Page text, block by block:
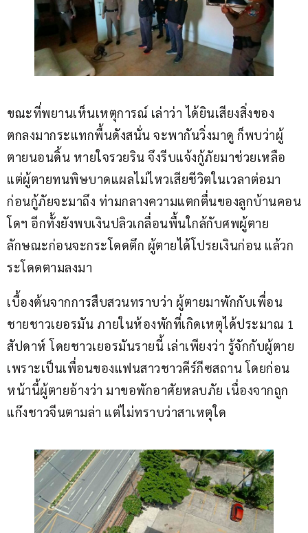
ขณะที่พยานเห็นเหตุการณ์ เล่าว่า ได้ยินเสียงสิ่งของ
ตกลงมากระแทกพื้นดังสนั่น จะพากันวิ่งมาดู ก็พบว่าผู้
ตายนอนดิ้น หายใจรวยริน จึงรีบแจ้งกู้ภัยมาช่วยเหลือ
แต่ผู้ตายทนพิษบาดแผลไม่ไหวเสียชีวิตในเวลาต่อมา
ก่อนกู้ภัยจะมาถึง ท่ามกลางความแตกตื่นของลูกบ้านคอน
โดฯ อีกทั้งยังพบเงินปลิวเกลื่อนพื้นใกล้กับศพผู้ตาย
ลักษณะก่อนจะกระโดดตึก ผู้ตายได้โปรยเงินก่อน แล้วก
ระโดดตามลงมา
เบื้องต้นจากการสืบสวนทราบว่า ผู้ตายมาพักกับเพื่อน
ชายชาวเยอรมัน ภายในห้องพักที่เกิดเหตุได้ประมาณ 1
สัปดาห์ โดยชาวเยอรมันรายนี้ เล่าเพียงว่า รู้จักกับผู้ตาย
เพราะเป็นเพื่อนของแฟนสาวชาวคีร์กีซสถาน โดยก่อน
หน้านี้ผู้ตายอ้างว่า มาขอพักอาศัยหลบภัย เนื่องจากถูก
แก๊งชาวจีนตามล่า แต่ไม่ทราบว่าสาเหตุใด